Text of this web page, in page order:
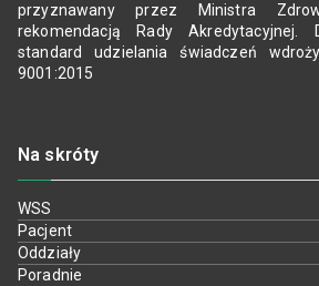
przyznawany przez Ministra
rekomendacją Rady Akredytacyjnej.
standard udzielania świadczeń
9001:2015
Na skróty
WSS
Pacjent
Oddziały
Poradnie